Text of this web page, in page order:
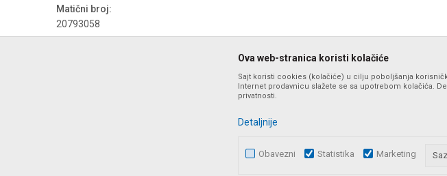
Matični broj:
20793058
Nastojimo da budemo što precizniji u opisu proizvoda, prikazu slika i samih cena, ali ne
ponude i ne podrazumeva da su dostupni u svakom trenutku.
Ova web-stranica koristi kolačiće
Sajt koristi cookies (kolačiće) u cilju poboljšanja
Internet prodavnicu slažete se sa upotrebom kolačića.
privatnosti.
Detaljnije
Obavezni Statistika Marketing